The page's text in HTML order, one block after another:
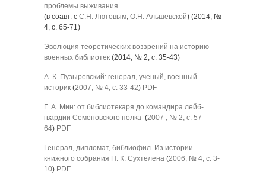
проблемы выживания
(в соавт. с С.Н. Лютовым, О.Н. Альшевской) (2014, №
4, с. 65-71)
Эволюция теоретических воззрений на историю
военных библиотек (2014, № 2, с. 35-43)
А. К. Пузыревский: генерал, ученый, военный
историк (2007, № 4, с. 33-42) PDF
Г. А. Мин: от библиотекаря до командира лейб-
гвардии Семеновского полка (2007 , № 2, с. 57-
64) PDF
Генерал, дипломат, библиофил. Из истории
книжного собрания П. К. Сухтелена (2006, № 4, с. 3-
10) PDF